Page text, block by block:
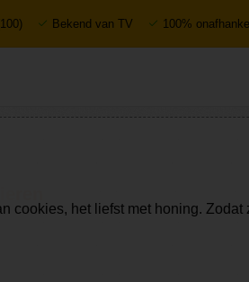
Bekend van TV 100%
cookies, het liefst met honing.